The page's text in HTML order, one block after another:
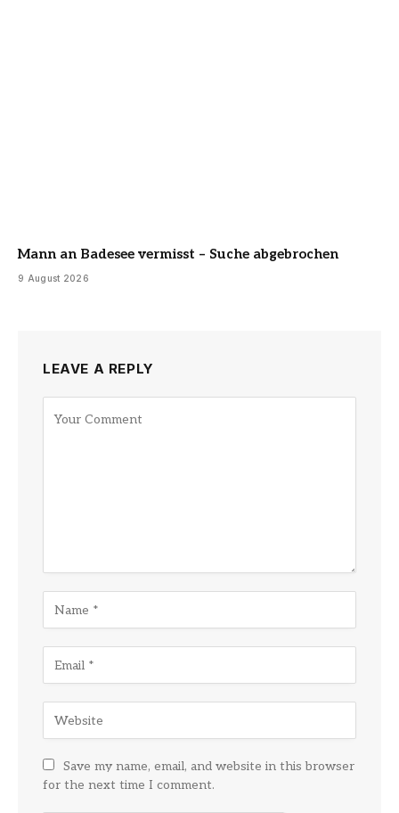
Mann an Badesee vermisst – Suche abgebrochen
9 August 2026
LEAVE A REPLY
Save my name, email, and website in this browser
for the next time I comment.